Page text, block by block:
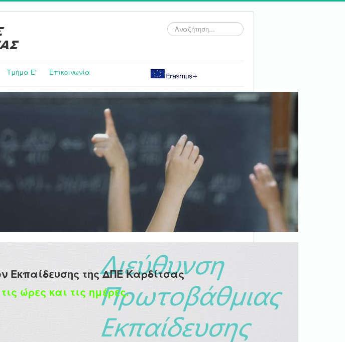
Αναζήτηση...
Τμήμα E' Επικοινωνία
Εκπαίδευσης της ΔΠΕ Καρδίτσας
ώρες και τις ημέρες.